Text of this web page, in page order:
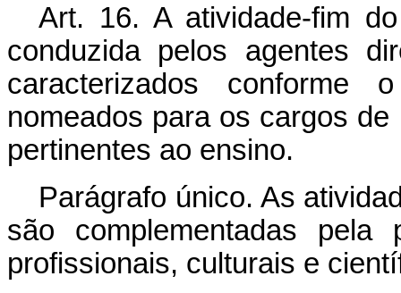
Art. 16. A atividade-fim
conduzida pelos agentes
caracterizados conforme
nomeados para os cargos
pertinentes ao ensino.
Parágrafo único. As
são complementadas
profissionais, culturais e